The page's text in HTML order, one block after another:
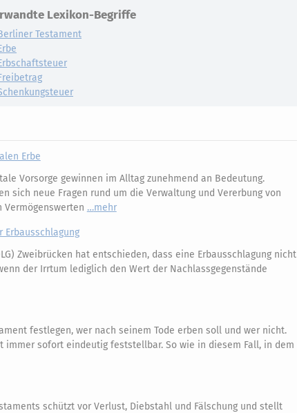
Lexikon-Begriffe
Testament
Erbe
Vorsorge gewinnen im Alltag zunehmend an Bedeutung.
sich neue Fragen rund um die Verwaltung und Vererbung von
mehr
Zweibrücken hat entschieden, dass eine Erbausschlagung nicht
der Irrtum lediglich den Wert der Nachlassgegenstände
festlegen, wer nach seinem Tode erben soll und wer nicht.
sofort eindeutig feststellbar. So wie in diesem Fall, in dem
schützt vor Verlust, Diebstahl und Fälschung und stellt